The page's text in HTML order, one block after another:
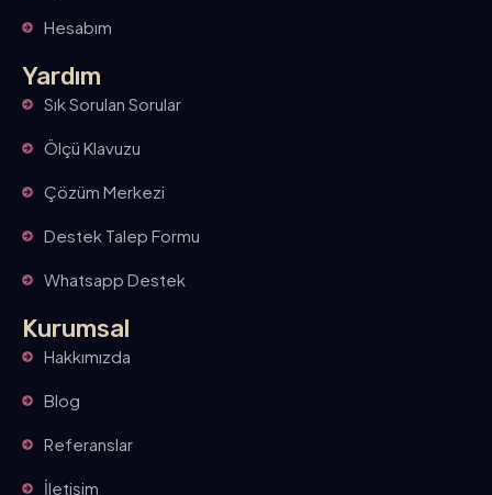
Hesabım
Yardım
Sık Sorulan Sorular
Ölçü Klavuzu
Çözüm Merkezi
Destek Talep Formu
Whatsapp Destek
Kurumsal
Hakkımızda
Blog
Referanslar
İletişim